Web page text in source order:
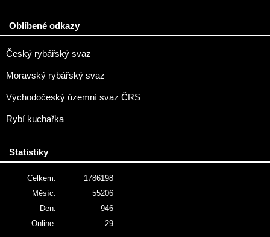
Oblíbené odkazy
Český rybářský svaz
Moravský rybářský svaz
Východočeský územní svaz ČRS
Rybí kuchařka
Statistiky
Online: 29
Celkem:
1786198
Měsíc:
55206
Den:
946